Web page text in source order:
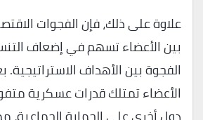
علاوة على ذلك، فإن الفجوات
بين الأعضاء تسهم في إضعاف
الفجوة بين الأهداف
الأعضاء تمتلك قدرات عسكرية